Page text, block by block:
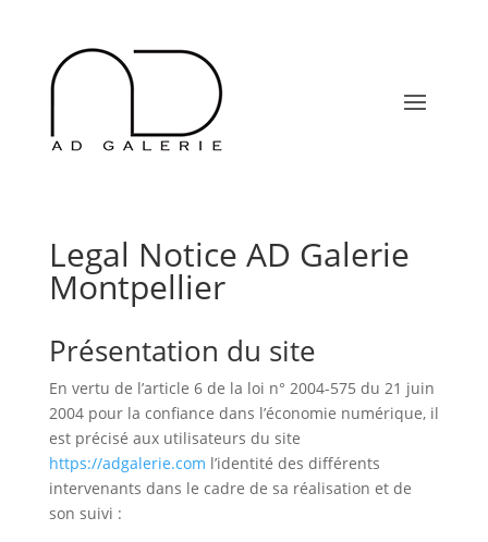
Legal Notice AD Galerie
Montpellier
Présentation du site
En vertu de l’article 6 de la loi n° 2004-575 du 21 juin
2004 pour la confiance dans l’économie numérique, il
est précisé aux utilisateurs du site
https://adgalerie.com l’identité des différents
intervenants dans le cadre de sa réalisation et de
son suivi :